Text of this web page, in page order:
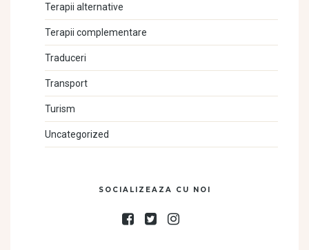
Terapii alternative
Terapii complementare
Traduceri
Transport
Turism
Uncategorized
SOCIALIZEAZA CU NOI